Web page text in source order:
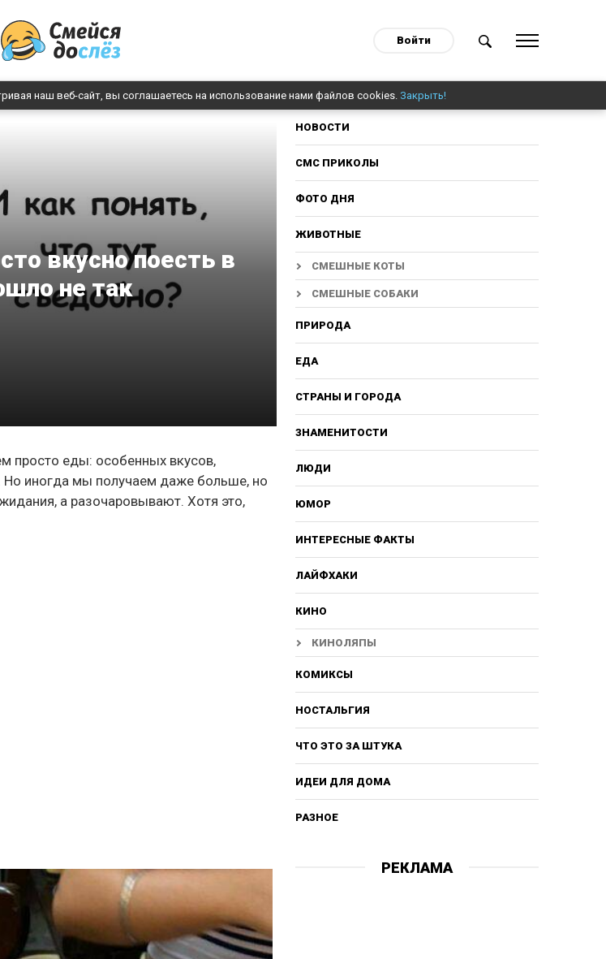
Войти
наш веб-сайт, вы соглашаетесь на использование нами файлов cookies. Закрыть!
вкусно поесть в
не так
просто еды: особенных вкусов,
Но иногда мы получаем даже больше, но
а разочаровывают. Хотя это,
НОВОСТИ
СМС ПРИКОЛЫ
ФОТО ДНЯ
ЖИВОТНЫЕ
СМЕШНЫЕ КОТЫ
СМЕШНЫЕ СОБАКИ
ПРИРОДА
ЕДА
СТРАНЫ И ГОРОДА
ЗНАМЕНИТОСТИ
ЛЮДИ
ЮМОР
ИНТЕРЕСНЫЕ ФАКТЫ
ЛАЙФХАКИ
КИНО
КИНОЛЯПЫ
КОМИКСЫ
НОСТАЛЬГИЯ
ЧТО ЭТО ЗА ШТУКА
ИДЕИ ДЛЯ ДОМА
РАЗНОЕ
РЕКЛАМА